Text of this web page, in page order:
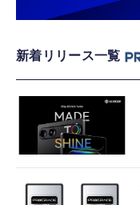
新着リリース一覧